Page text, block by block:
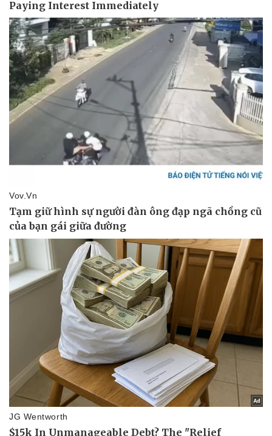
Pháp luật
Vụ án
Quân sự - Quốc phòng
Vũ khí
Việt Nam
Phân tích